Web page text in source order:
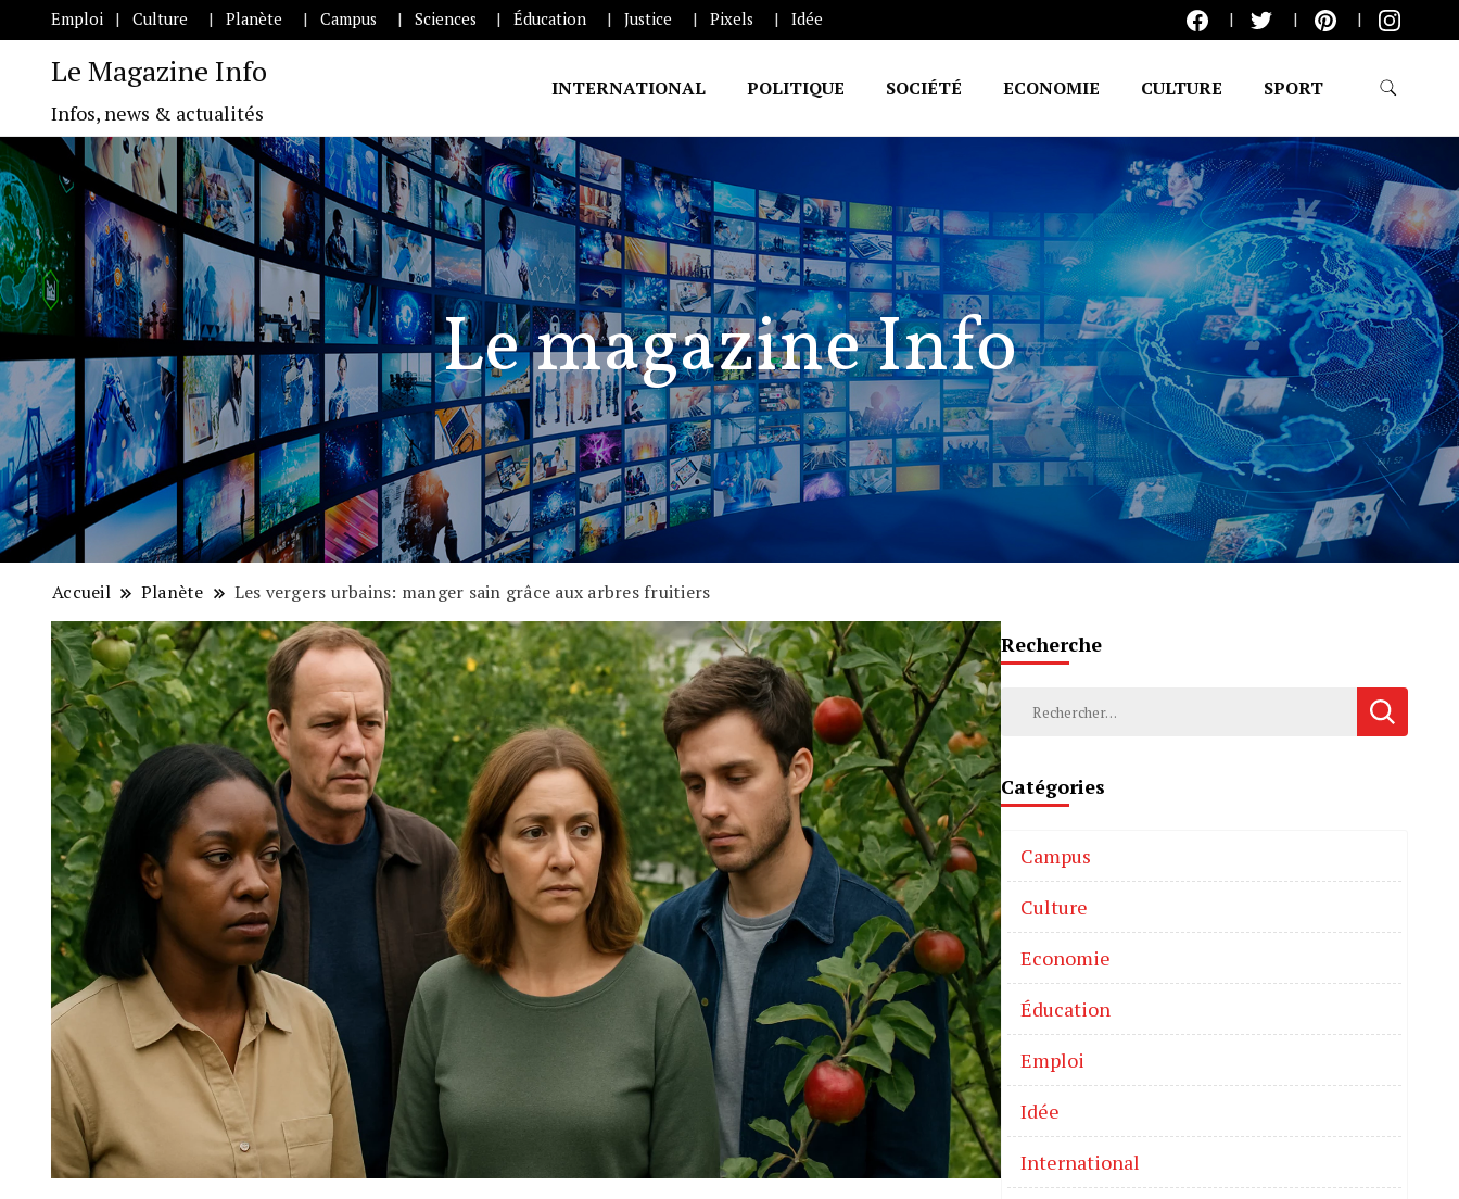
Emploi Culture Planète Campus Sciences Éducation Justice Pixels Idée
Le Magazine Info
Infos, news & actualités
INTERNATIONAL POLITIQUE SOCIÉTÉ ECONOMIE CULTURE SPORT
Le magazine Info
Accueil Planète Les vergers urbains: manger sain grâce aux arbres fruitiers
Recherche
Catégories
Campus
Culture
Economie
Éducation
Emploi
Idée
International